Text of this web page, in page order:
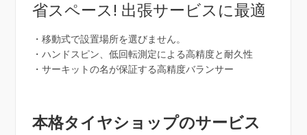
省スペース! 出張サービスに最適
・移動式で設置場所を選びません。
・ハンドスピン、低回転測定による高精度と耐久性
・サーキットの名が保証する高精度バランサー
本格タイヤショップのサービス